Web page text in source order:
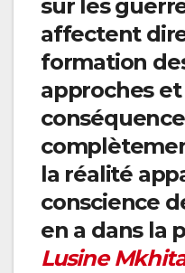
sur les
affectent
formation
approches et
la réalité
conscience
en a dans la
Lusine